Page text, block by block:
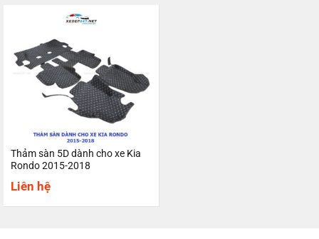
Thảm sàn 5D dành cho xe Kia
Rondo 2015-2018
Liên hệ